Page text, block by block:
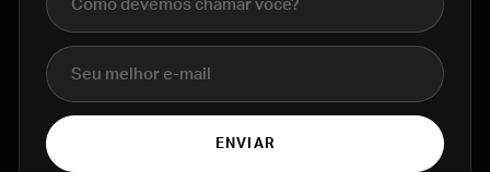
E-mail
ENVIAR